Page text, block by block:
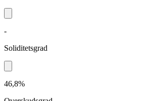
-
Soliditetsgrad
46,8%